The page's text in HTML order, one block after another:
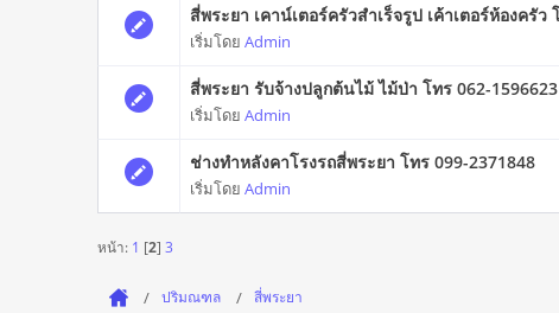
สี่พระยา เคาน์เตอร์ครัวสําเร็จรูป เค้าเตอร์ห้องครัว
เริ่มโดยAdmin
สี่พระยา รับจ้างปลูกต้นไม้ ไม้ป่า โทร 062-1596623
เริ่มโดยAdmin
ช่างทำหลังคาโรงรถสี่พระยา โทร 099-2371848
เริ่มโดยAdmin
หน้า: 1 [2] 3
ปริมณฑล สี่พระยา